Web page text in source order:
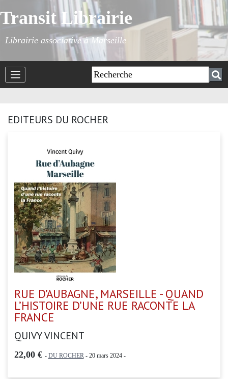
Transit Librairie
Librairie associative à Marseille
EDITEURS DU ROCHER
RUE D’AUBAGNE, MARSEILLE - QUAND
L’HISTOIRE D’UNE RUE RACONTE LA
FRANCE
QUIVY VINCENT
22,00 € - DU ROCHER- 20 mars 2024 -